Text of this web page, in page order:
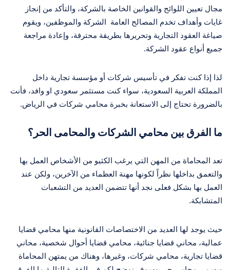
مجال تعيين اللوائح والقوانين الخاصة بالشركة، والتأكد من إنجاز
غايات وأهداف تخدم المصالح العامة الشركة والموظفين، ويقوم
صياغة العقود التجارية وتحريرها بطريقة محترفة، وإعادة مراجعة
جميع أنواع عقود الشركة.
لذا إذا كنت تفكر في تأسيس شركات أو مؤسسة تجارية داخل
المملكة العربية السعودية، سواء كنت مستثمر سعودي او وافد، فأنت
بالضرورة تحتاج إلى الاستعانة بخبرة محامي شركات في الرياض.
ما الفرق بين محامي الشركات والمحامى الحر؟
تعد المحاماة من المهن التي يرغب الكثيو من الأشخاص العمل بها
والتعمق بداخلها نظراً لكونها مهنة العظماء من الآخرين، ولكن عند
العمل بها بشكل فعلى نجد أنها تتضمن العديد من التشعبات
المتشابكة.
حيث يوجد لها العديد من الاختصاصات القانونية منها محامي قضايا
عمالية، محاني قضايا جنائية، محامي قضايا أحوال شخصية، محاني
قضايا تجارية، محامي شركات، وغيرها، وهناك من يمتهن المحاماة